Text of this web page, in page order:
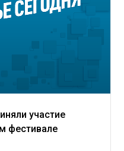
участие
фестивале